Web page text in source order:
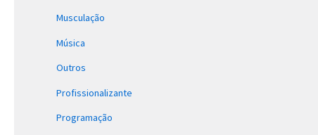
Musculação
Música
Outros
Profissionalizante
Programação